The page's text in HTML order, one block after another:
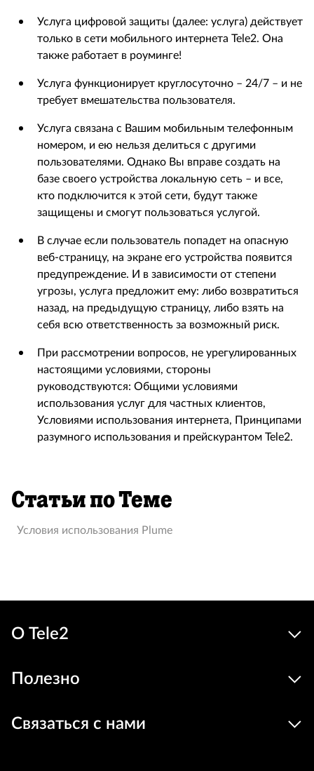
Услуга цифровой защиты (далее: услуга) действует
только в сети мобильного интернета Tele2. Она
также работает в роуминге!
Услуга функционирует круглосуточно – 24/7 – и не
требует вмешательства пользователя.
Услуга связана с Вашим мобильным телефонным
номером, и ею нельзя делиться с другими
пользователями. Однако Вы вправе создать на
базе своего устройства локальную сеть – и все,
кто подключится к этой сети, будут также
защищены и смогут пользоваться услугой.
В случае если пользователь попадет на опасную
веб-страницу, на экране его устройства появится
предупреждение. И в зависимости от степени
угрозы, услуга предложит ему: либо возвратиться
назад, на предыдущую страницу, либо взять на
себя всю ответственность за возможный риск.
При рассмотрении вопросов, не урегулированных
настоящими условиями, стороны
руководствуются: Общими условиями
использования услуг для частных клиентов,
Условиями использования интернета, Принципами
разумного использования и прейскурантом Tele2.
Статьи по Теме
Условия использования Plume
О Tele2
Полезно
Связаться с нами